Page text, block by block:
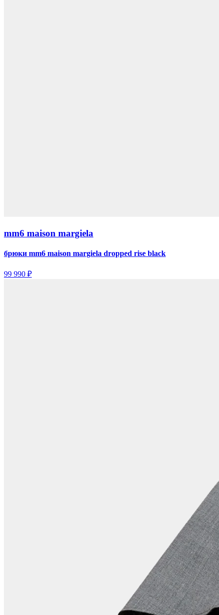
mm6 maison margiela
брюки mm6 maison margiela dropped rise black
99 990 ₽